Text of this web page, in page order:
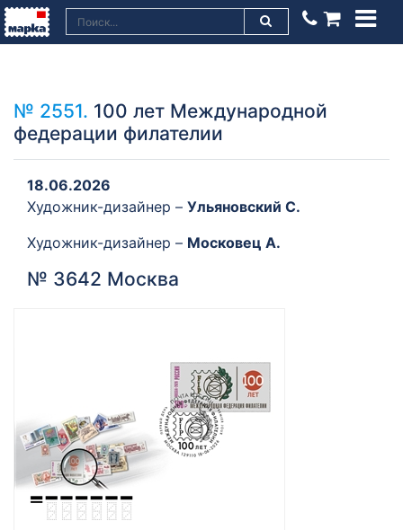
№ 2551. 100 лет Международной
федерации филателии
18.06.2026
Художник-дизайнер – Ульяновский C.
Художник-дизайнер – Московец А.
№ 3642 Москва